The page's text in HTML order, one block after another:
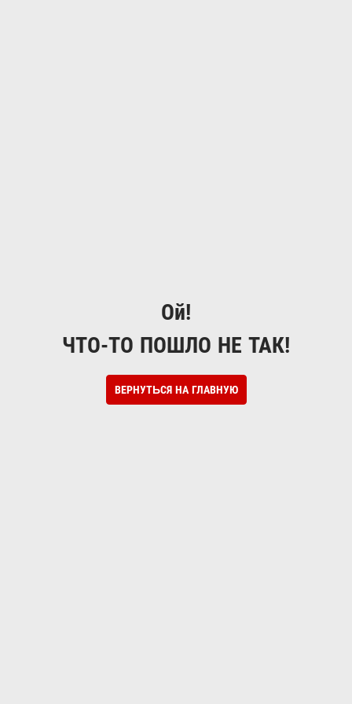
Ой!
ЧТО-ТО ПОШЛО НЕ ТАК!
ВЕРНУТЬСЯ НА ГЛАВНУЮ